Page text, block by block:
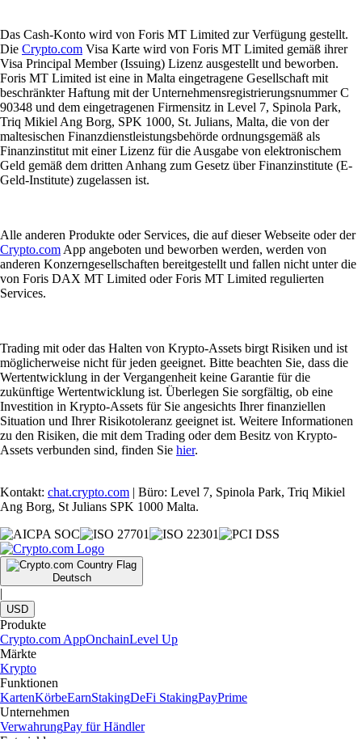
Das Cash-Konto wird von Foris MT Limited zur Verfügung gestellt.
Die Crypto.com Visa Karte wird von Foris MT Limited gemäß ihrer
Visa Principal Member (Issuing) Lizenz ausgestellt und beworben.
Foris MT Limited ist eine in Malta eingetragene Gesellschaft mit
beschränkter Haftung mit der Unternehmensregistrierungsnummer C
90348 und dem eingetragenen Firmensitz in Level 7, Spinola Park,
Triq Mikiel Ang Borg, SPK 1000, St. Julians, Malta, die von der
maltesischen Finanzdienstleistungsbehörde ordnungsgemäß als
Finanzinstitut mit einer Lizenz für die Ausgabe von elektronischem
Geld gemäß dem dritten Anhang zum Gesetz über Finanzinstitute (E-
Geld-Institute) zugelassen ist.
Alle anderen Produkte oder Services, die auf dieser Webseite oder der
Crypto.com App angeboten und beworben werden, werden von
anderen Konzerngesellschaften bereitgestellt und fallen nicht unter die
von Foris DAX MT Limited oder Foris MT Limited regulierten
Services.
Trading mit oder das Halten von Krypto-Assets birgt Risiken und ist
möglicherweise nicht für jeden geeignet. Bitte beachten Sie, dass die
Wertentwicklung in der Vergangenheit keine Garantie für die
zukünftige Wertentwicklung ist. Überlegen Sie sorgfältig, ob eine
Investition in Krypto-Assets für Sie angesichts Ihrer finanziellen
Situation und Ihrer Risikotoleranz geeignet ist. Weitere Informationen
zu den Risiken, die mit dem Trading oder dem Besitz von Krypto-
Assets verbunden sind, finden Sie hier.
Kontakt: chat.crypto.com | Büro: Level 7, Spinola Park, Triq Mikiel
Ang Borg, St Julians SPK 1000 Malta.
Deutsch
|
USD
Produkte
Crypto.com AppOnchainLevel Up
Märkte
Krypto
Funktionen
KartenKörbeEarnStakingDeFi StakingPayPrime
Unternehmen
VerwahrungPay für Händler